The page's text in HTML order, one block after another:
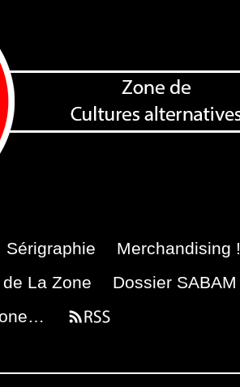
Sérigraphie Merchandising !
La Zone
Dossier SABAM